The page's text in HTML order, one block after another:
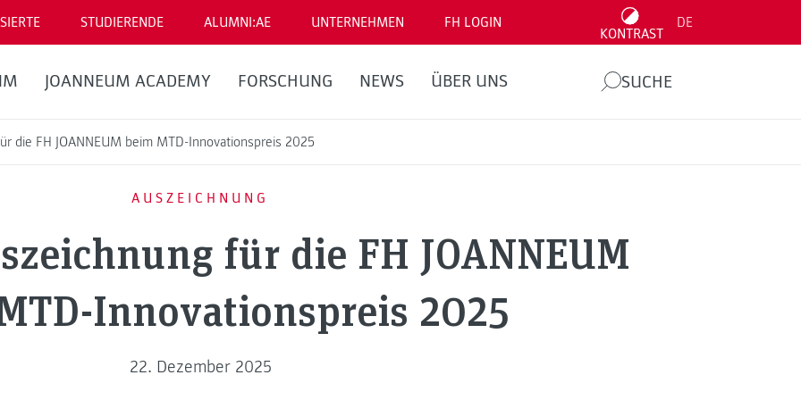
STUDIERENDE ALUMNI:AE UNTERNEHMEN FH LOGIN
KONTRAST
DE
JOANNEUM ACADEMY FORSCHUNG NEWS ÜBER UNS SUCHE
die FH JOANNEUM beim MTD-Innovationspreis 2025
AUSZEICHNUNG
für die FH JOANNEUM
Innovationspreis 2025
22. Dezember 2025